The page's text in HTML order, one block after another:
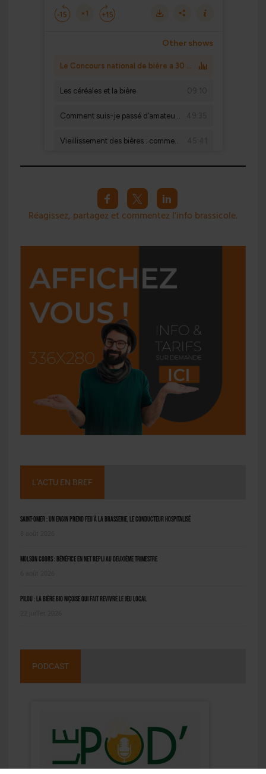
Réagissez, partagez et commentez l’info brassicole.
L'ACTU EN BREF
Saint-Omer : un engin prend feu à la brasserie, le conducteur hospitalisé
Molson Coors : bénéfice en net repli au deuxième trimestre
Pilou : la bière bio niçoise qui fait revivre le jeu local
PODCAST